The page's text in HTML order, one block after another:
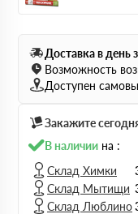
Доставка в день
Возможность
Доступен
Закажите
В наличии на :
Склад Химки
Склад Мытищи
Склад Люблино